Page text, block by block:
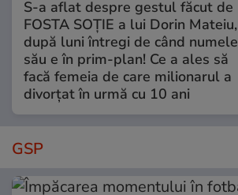
S-a aflat despre gestul făcut de
FOSTA SOȚIE a lui Dorin Mateiu,
după luni întregi de când numele
său e în prim-plan! Ce a ales să
facă femeia de care milionarul a
divorțat în urmă cu 10 ani
GSP